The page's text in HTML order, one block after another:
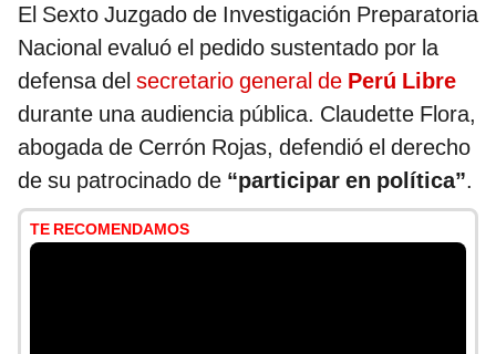
El Sexto Juzgado de Investigación Preparatoria
Nacional evaluó el pedido sustentado por la
defensa del secretario general de Perú Libre
durante una audiencia pública. Claudette Flora,
abogada de Cerrón Rojas, defendió el derecho
de su patrocinado de “participar en política”.
TE RECOMENDAMOS